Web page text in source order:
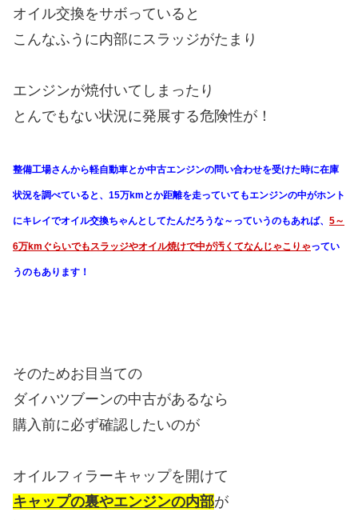
オイル交換をサボっていると
こんなふうに内部にスラッジがたまり
エンジンが焼付いてしまったり
とんでもない状況に発展する危険性が！
整備工場さんから軽自動車とか中古エンジンの問い合わせを受けた時に在庫
状況を調べていると、15万kmとか距離を走っていてもエンジンの中がホント
にキレイでオイル交換ちゃんとしてたんだろうな～っていうのもあれば、 5～
6万kmぐらいでもスラッジやオイル焼けで中が汚くてなんじゃこりゃってい
うのもあります！
そのためお目当ての
ダイハツブーンの中古があるなら
購入前に必ず確認したいのが
オイルフィラーキャップを開けて
キャップの裏やエンジンの内部が